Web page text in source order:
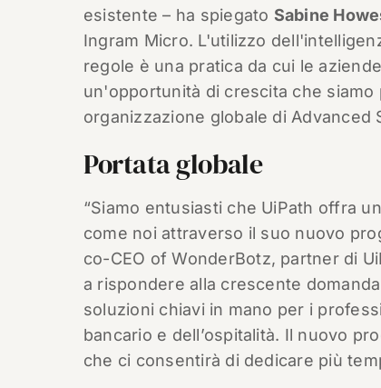
esistente – ha spiegato Sabine
Ingram Micro. L'utilizzo
regole è una pratica da cui le
un'opportunità di crescita che
organizzazione globale di Advanced
Portata globale
“Siamo entusiasti che UiPath offra
come noi attraverso il suo nuovo
co-CEO of WonderBotz, partner di
a rispondere alla crescente
soluzioni chiavi in mano per i
bancario e dell’ospitalità. Il nuovo
che ci consentirà di dedicare più